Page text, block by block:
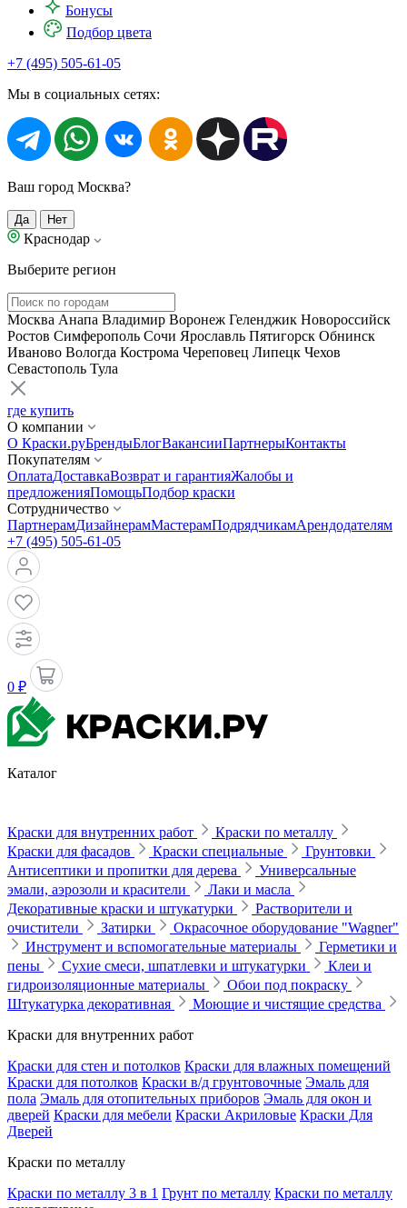
Бонусы
Подбор цвета
+7 (495) 505-61-05
Мы в социальных сетях:
Ваш город Москва?
Да Нет
Краснодар
Выберите регион
Москва Анапа Владимир Воронеж Геленджик Новороссийск
Ростов Симферополь Сочи Ярославль Пятигорск Обнинск
Иваново Вологда Кострома Череповец Липецк Чехов
Севастополь Тула
где купить
О компании
О Краски.руБрендыБлогВакансииПартнерыКонтакты
Покупателям
ОплатаДоставкаВозврат и гарантияЖалобы и
предложенияПомощьПодбор краски
Сотрудничество
ПартнерамДизайнерамМастерамПодрядчикамАрендодателям
+7 (495) 505-61-05
0 ₽
Каталог
Краски для внутренних работ
Краски по металлу
Краски для фасадов
Краски специальные
Грунтовки
Антисептики и пропитки для дерева
Универсальные
эмали, аэрозоли и красители
Лаки и масла
Декоративные краски и штукатурки
Растворители и
очистители
Затирки
Окрасочное оборудование "Wagner"
Инструмент и вспомогательные материалы
Герметики и
пены
Сухие смеси, шпатлевки и штукатурки
Клеи и
гидроизоляционные материалы
Обои под покраску
Штукатурка декоративная
Моющие и чистящие средства
Краски для внутренних работ
Краски для стен и потолков Краски для влажных помещений
Краски для потолков Краски в/д грунтовочные Эмаль для
пола Эмаль для отопительных приборов Эмаль для окон и
дверей Краски для мебели Краски Акриловые Краски Для
Дверей
Краски по металлу
Краски по металлу 3 в 1 Грунт по металлу Краски по металлу